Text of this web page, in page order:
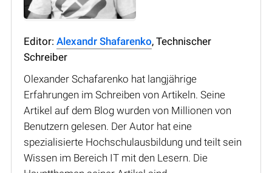
Editor: Alexandr Shafarenko, Technischer
Schreiber
Olexander Schafarenko hat langjährige
Erfahrungen im Schreiben von Artikeln. Seine
Artikel auf dem Blog wurden von Millionen von
Benutzern gelesen. Der Autor hat eine
spezialisierte Hochschulausbildung und teilt sein
Wissen im Bereich IT mit den Lesern. Die